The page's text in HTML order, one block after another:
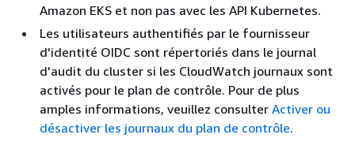
Amazon EKS et non pas avec les API Kubernetes.
Les utilisateurs authentifiés par le fournisseur
d'identité OIDC sont répertoriés dans le journal
d'audit du cluster si les CloudWatch journaux sont
activés pour le plan de contrôle. Pour de plus
amples informations, veuillez consulter Activer ou
désactiver les journaux du plan de contrôle.